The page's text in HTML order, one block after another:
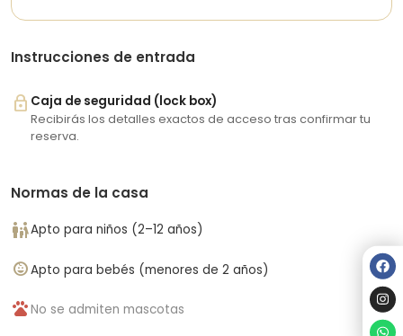
Instrucciones de entrada
lock Caja de seguridad (lock box)
Recibirás los detalles exactos de acceso tras confirmar tu
reserva.
Normas de la casa
family_restroomApto para niños (2–12 años)
child_careApto para bebés (menores de 2 años)
petsNo se admiten mascotas